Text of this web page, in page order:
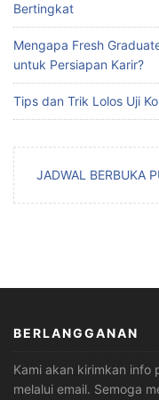
Bertingkat
Mengapa Fresh
untuk Persiapan Karir?
Tips dan Trik Lolos Uji
JADWAL BERBUKA
BERLANGGANAN
Kami akan kirimkan
melalui email. Semoga